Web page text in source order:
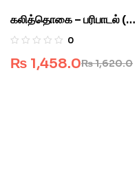
கலித்தொகை – பரிபாடல் (ஒரு
விளிம்புநிலை நோக்கு )
0
₨1,620.0
₨ 1,458.0